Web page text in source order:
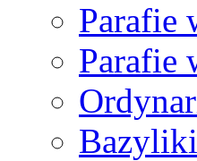
Parafie
Parafie